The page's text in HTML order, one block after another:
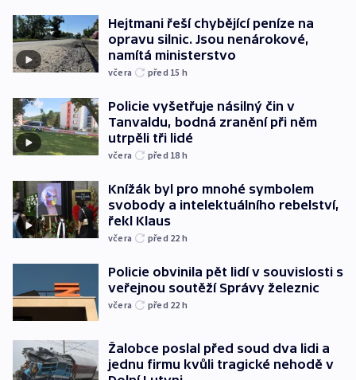
Hejtmani řeší chybějící peníze na
opravu silnic. Jsou nenárokové,
namítá ministerstvo
včera před 15 h
Policie vyšetřuje násilný čin v
Tanvaldu, bodná zranění při něm
utrpěli tři lidé
včera před 18 h
Knížák byl pro mnohé symbolem
svobody a intelektuálního rebelství,
řekl Klaus
včera před 22 h
Policie obvinila pět lidí v souvislosti s
veřejnou soutěží Správy železnic
včera před 22 h
Žalobce poslal před soud dva lidi a
jednu firmu kvůli tragické nehodě v